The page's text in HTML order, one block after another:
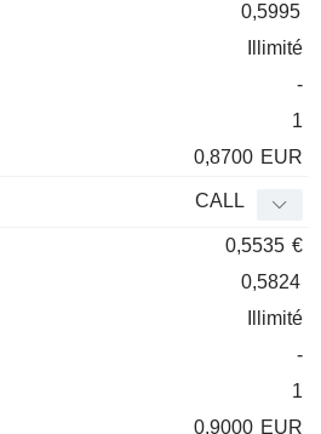
0,5995
Illimité
-
1
0,8700 EUR
CALL
0,5535 €
0,5824
Illimité
-
1
0,9000 EUR